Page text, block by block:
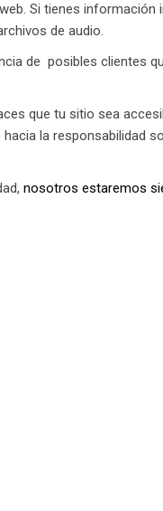
Si tienes información
de audio.
de posibles clientes
que tu sitio sea
la responsabilidad
nosotros estaremos